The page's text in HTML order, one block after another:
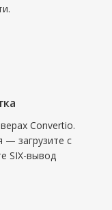
Convertio.
— загрузите с
SIX-вывод